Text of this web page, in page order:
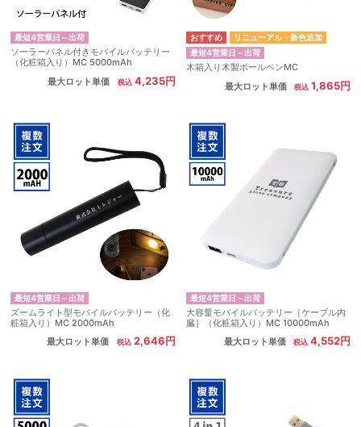
最短4営業日～出荷
ソーラーパネル付きモバイルバッテリー
（化粧箱入り）MC 5000mAh
最大ロット単価
4,235円
リニューアル・新色追加
最短4営業日～出荷
木箱入り木製ボールペンMC
最大ロット単価
1,865円
最短4営業日～出荷
ズームライト型モバイルバッテリー（化
粧箱入り）MC 2000mAh
最大ロット単価
2,646円
最短4営業日～出荷
大容量モバイルバッテリー［ケーブル内
臓］（化粧箱入り）MC 10000mAh
最大ロット単価
4,552円